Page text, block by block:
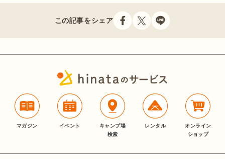
この記事をシェア
マガジン イベント
キャンプ場
検索
レンタル
オンライン
ショップ